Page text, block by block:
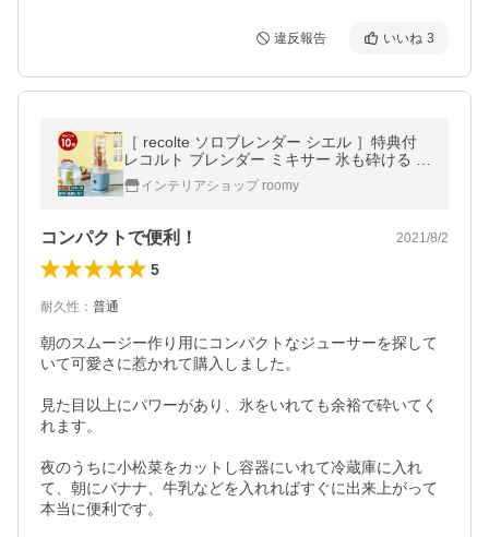
違反報告 いいね 3
［ recolte ソロブレンダー シエル ］特典付
レコルト ブレンダー ミキサー 氷も砕ける 小
型 ダブルウォール タンブラー 300ml 持ち運
び ジューサー Ciel RSB-4
インテリアショップ roomy
コンパクトで便利！ 2021/8/2
5
耐久性 ： 普通
朝のスムージー作り用にコンパクトなジューサーを探して
いて可愛さに惹かれて購入しました。
見た目以上にパワーがあり、氷をいれても余裕で砕いてく
れます。
夜のうちに小松菜をカットし容器にいれて冷蔵庫に入れ
て、朝にバナナ、牛乳などを入れればすぐに出来上がって
本当に便利です。